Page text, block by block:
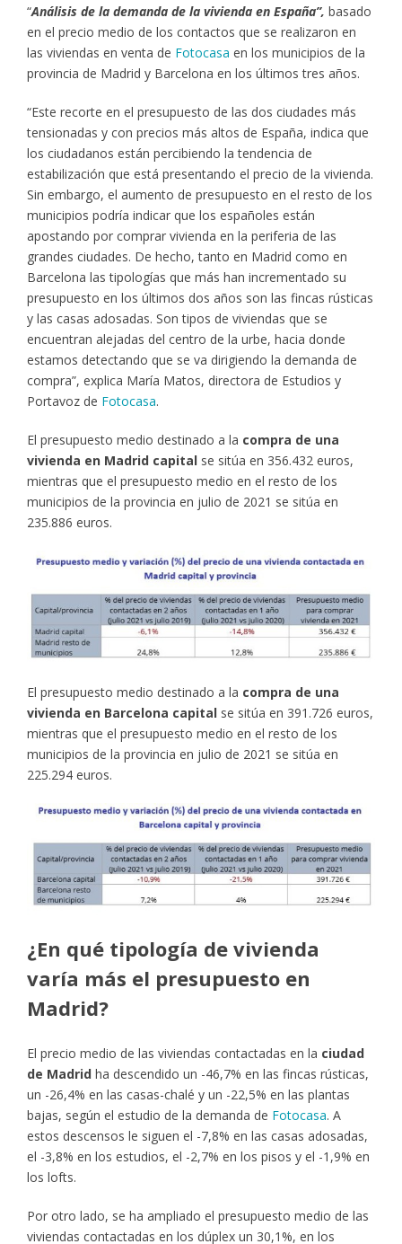
“Análisis de la demanda de la vivienda en España”, basado
en el precio medio de los contactos que se realizaron en
las viviendas en venta de Fotocasa en los municipios de la
provincia de Madrid y Barcelona en los últimos tres años.
“Este recorte en el presupuesto de las dos ciudades más
tensionadas y con precios más altos de España, indica que
los ciudadanos están percibiendo la tendencia de
estabilización que está presentando el precio de la vivienda.
Sin embargo, el aumento de presupuesto en el resto de los
municipios podría indicar que los españoles están
apostando por comprar vivienda en la periferia de las
grandes ciudades. De hecho, tanto en Madrid como en
Barcelona las tipologías que más han incrementado su
presupuesto en los últimos dos años son las fincas rústicas
y las casas adosadas. Son tipos de viviendas que se
encuentran alejadas del centro de la urbe, hacia donde
estamos detectando que se va dirigiendo la demanda de
compra”, explica María Matos, directora de Estudios y
Portavoz de Fotocasa.
El presupuesto medio destinado a la compra de una
vivienda en Madrid capital se sitúa en 356.432 euros,
mientras que el presupuesto medio en el resto de los
municipios de la provincia en julio de 2021 se sitúa en
235.886 euros.
El presupuesto medio destinado a la compra de una
vivienda en Barcelona capital se sitúa en 391.726 euros,
mientras que el presupuesto medio en el resto de los
municipios de la provincia en julio de 2021 se sitúa en
225.294 euros.
¿En qué tipología de vivienda
varía más el presupuesto en
Madrid?
El precio medio de las viviendas contactadas en la ciudad
de Madrid ha descendido un -46,7% en las fincas rústicas,
un -26,4% en las casas-chalé y un -22,5% en las plantas
bajas, según el estudio de la demanda de Fotocasa. A
estos descensos le siguen el -7,8% en las casas adosadas,
el -3,8% en los estudios, el -2,7% en los pisos y el -1,9% en
los lofts.
Por otro lado, se ha ampliado el presupuesto medio de las
viviendas contactadas en los dúplex un 30,1%, en los